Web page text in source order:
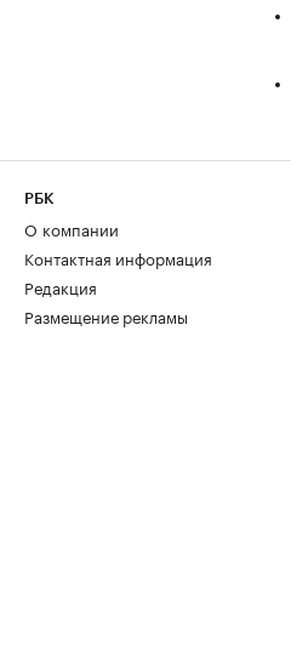
РБК
О компании
Контактная информация
Редакция
Размещение рекламы